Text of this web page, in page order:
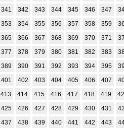
341 342 343 344 345 346 347
353 354 355 356 357 358 359
365 366 367 368 369 370 371
377 378 379 380 381 382 383
389 390 391 392 393 394 395
401 402 403 404 405 406 407
413 414 415 416 417 418 419
425 426 427 428 429 430 431
437 438 439 440 441 442 443